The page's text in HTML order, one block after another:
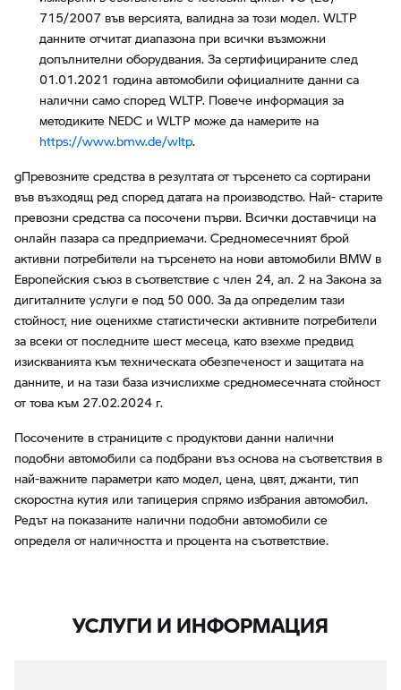
715/2007 във версията, валидна за този модел. WLTP
данните отчитат диапазона при всички възможни
допълнителни оборудвания. За сертифицираните след
01.01.2021 година автомобили официалните данни са
налични само според WLTP. Повече информация за
методиките NEDC и WLTP може да намерите на
https://www.bmw.de/wltp.
gПревозните средства в резултата от търсенето са сортирани
във възходящ ред според датата на производство. Най- старите
превозни средства са посочени първи. Всички доставчици на
онлайн пазара са предприемачи. Средномесечният брой
активни потребители на търсенето на нови автомобили BMW в
Европейския съюз в съответствие с член 24, ал. 2 на Закона за
дигиталните услуги е под 50 000. За да определим тази
стойност, ние оценихме статистически активните потребители
за всеки от последните шест месеца, като взехме предвид
изискванията към техническата обезпеченост и защитата на
данните, и на тази база изчислихме средномесечната стойност
от това към 27.02.2024 г.
Посочените в страниците с продуктови данни налични
подобни автомобили са подбрани въз основа на съответствия в
най-важните параметри като модел, цена, цвят, джанти, тип
скоростна кутия или тапицерия спрямо избрания автомобил.
Редът на показаните налични подобни автомобили се
определя от наличността и процента на съответствие.
УСЛУГИ И ИНФОРМАЦИЯ